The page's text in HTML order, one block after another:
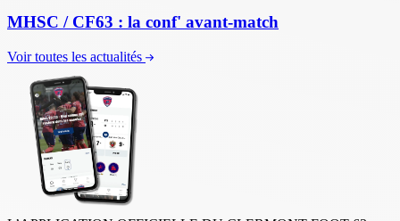
MHSC / CF63 : la conf' avant-match
Voir toutes les actualités